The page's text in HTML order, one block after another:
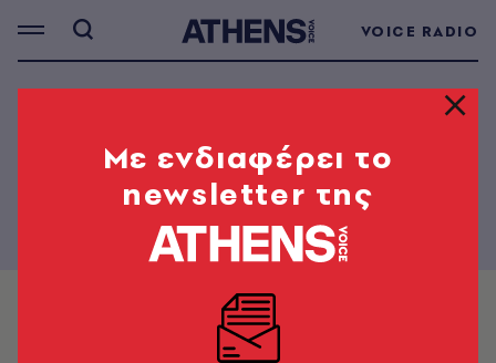
VOICE RADIO
Mε ενδιαφέρει το
newsletter της